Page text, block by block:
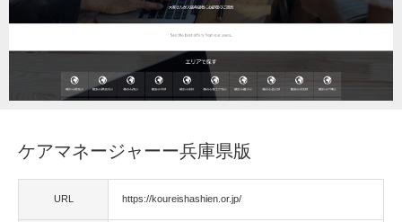
ケアマネージャーー兵庫県版
URL https://koureishashien.or.jp/
施設
地域密着型小規模施設
住宅改修